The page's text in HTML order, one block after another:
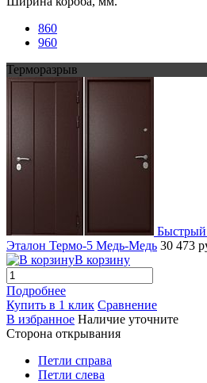
860
960
Терморазрыв
Эталон Термо-5 Медь-Медь 30 473
В корзину
Подробнее
Купить в 1 клик Сравнение
В избранное Наличие уточните
Сторона открывания
Петли справа
Петли слева